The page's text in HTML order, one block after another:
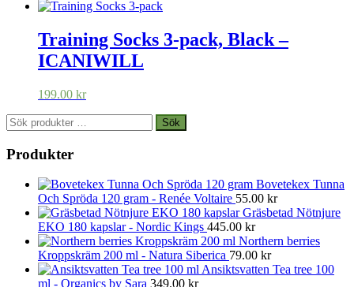
Training Socks 3-pack, Black –
ICANIWILL
199.00 kr
Sök
efter:
Sök
Produkter
Bovetekex Tunna
Och Spröda 120 gram - Renée Voltaire 55.00 kr
Gräsbetad Nötnjure
EKO 180 kapslar - Nordic Kings 445.00 kr
Northern berries
Kroppskräm 200 ml - Natura Siberica 79.00 kr
Ansiktsvatten Tea tree 100
ml - Organics by Sara 349.00 kr